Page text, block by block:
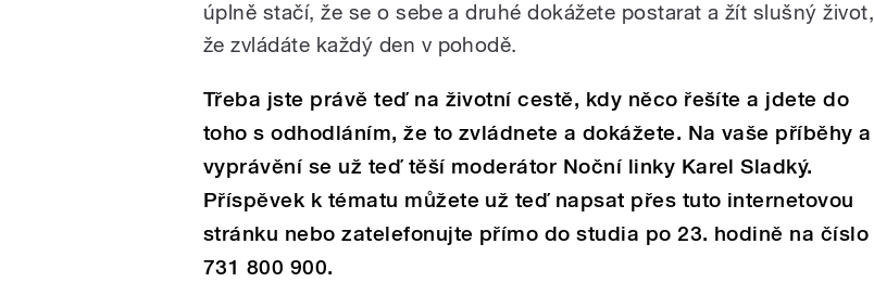
úplně stačí, že se o sebe a druhé dokážete postarat a žít slušný život,
že zvládáte každý den v pohodě.
Třeba jste právě teď na životní cestě, kdy něco řešíte a jdete do
toho s odhodláním, že to zvládnete a dokážete. Na vaše příběhy a
vyprávění se už teď těší moderátor Noční linky Karel Sladký.
Příspěvek k tématu můžete už teď napsat přes tuto internetovou
stránku nebo zatelefonujte přímo do studia po 23. hodině na číslo
731 800 900.